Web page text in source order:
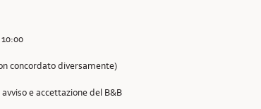
concordato diversamente)
e accettazione del B&B